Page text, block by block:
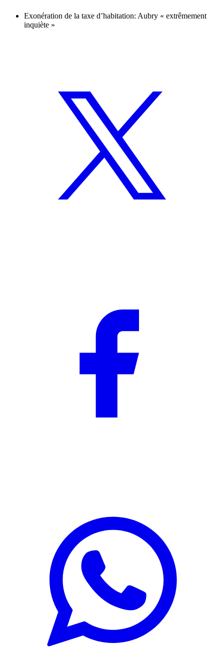
Exonération de la taxe d’habitation: Aubry « extrêmement
inquiète »